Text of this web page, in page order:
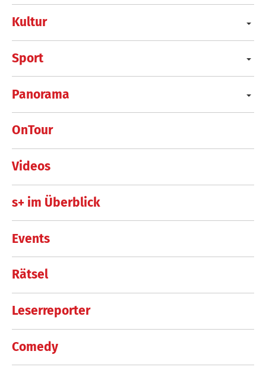
Kultur
Sport
Panorama
OnTour
Videos
s+ im Überblick
Events
Rätsel
Leserreporter
Comedy